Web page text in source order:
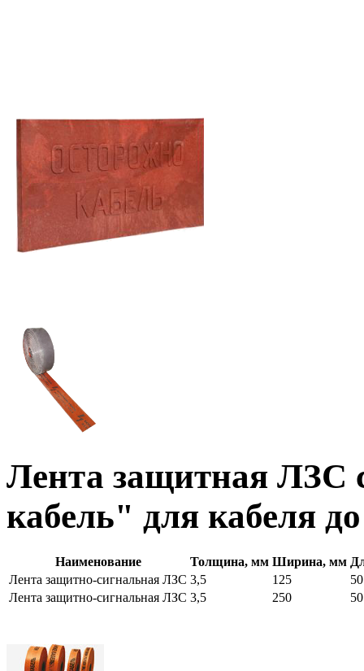
Лента защитная ЛЗС
кабель" для кабеля
Наименование Толщина, мм Ширина, мм
Лента защитно-сигнальная ЛЗС 3,5 125
50
Лента защитно-сигнальная ЛЗС 3,5 250 50